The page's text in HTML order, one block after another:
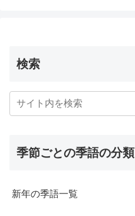
検索
季節ごとの季語の分類
新年の季語一覧